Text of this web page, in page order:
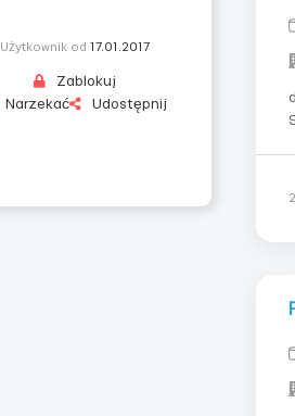
Użytkownik od 17.01.2017
Zablokuj
Narzekać
Udostępnij